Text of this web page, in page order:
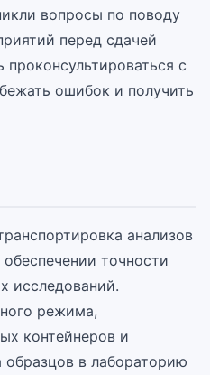
вопросы по поводу
перед сдачей
проконсультироваться с
ошибок и получить
анализов
точности
исследований.
режима,
контейнеров и
образцов в лабораторию